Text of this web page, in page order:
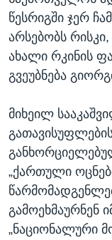
წესრიგში ჯერ
არსებობს
ახალი რკინის
გვეუბნება
მიხეილ
„ქართული
გამოეხმაურნენ
„ნაციონალური